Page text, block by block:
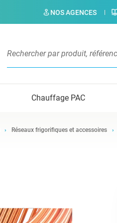
NOS AGENCES
Chauffage PAC
Réseaux frigorifiques et accessoires